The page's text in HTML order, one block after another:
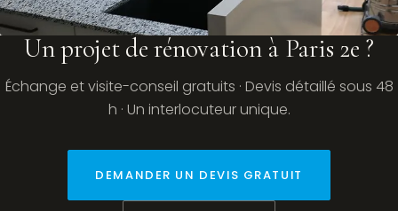
Un projet de rénovation à Paris 2e ?
Échange et visite-conseil gratuits · Devis détaillé sous 48
h · Un interlocuteur unique.
DEMANDER UN DEVIS GRATUIT